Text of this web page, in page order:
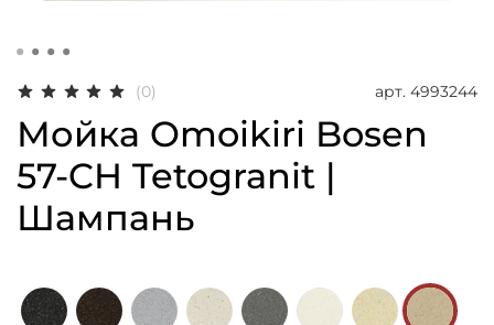
(0) арт. 4993244
Мойка Omoikiri Bosen
57-CH Tetogranit |
Шампань